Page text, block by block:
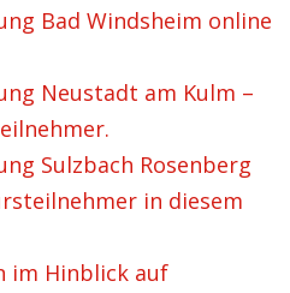
Bad Windsheim online
Neustadt am Kulm –
Sulzbach Rosenberg
in diesem
im Hinblick auf